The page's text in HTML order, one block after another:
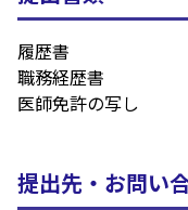
履歴書
職務経歴書
医師免許の写し
提出先・お問い